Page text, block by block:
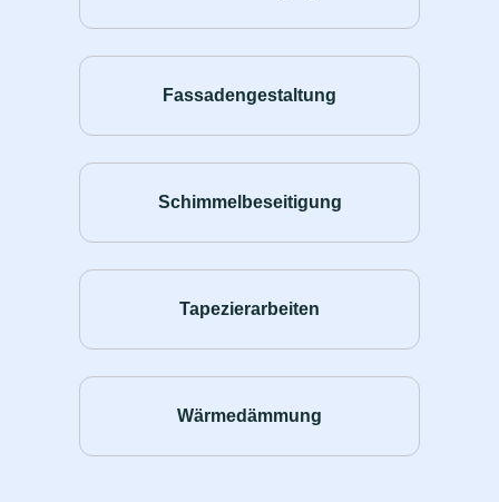
Fassadengestaltung
Schimmelbeseitigung
Tapezierarbeiten
Wärmedämmung